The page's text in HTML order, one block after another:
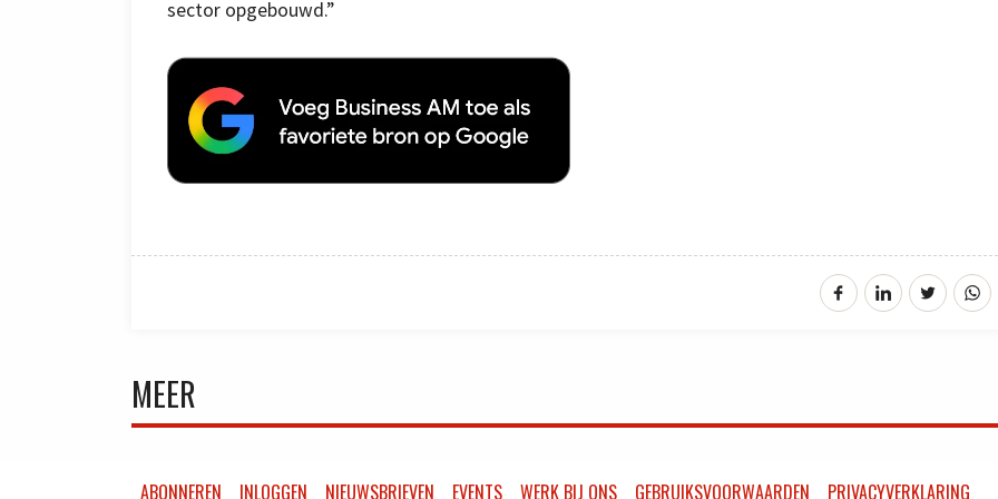
sector opgebouwd.”
MEER
ABONNEREN INLOGGEN NIEUWSBRIEVEN EVENTS WERK BIJ ONS GEBRUIKSVOORWAARDEN PRIVACYVERKLARING